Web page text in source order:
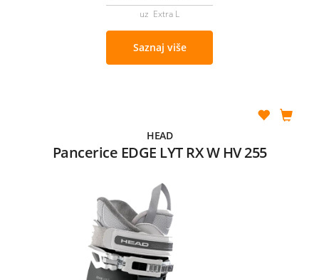
uz Extra L
Saznaj više
HEAD
Pancerice EDGE LYT RX W HV 255